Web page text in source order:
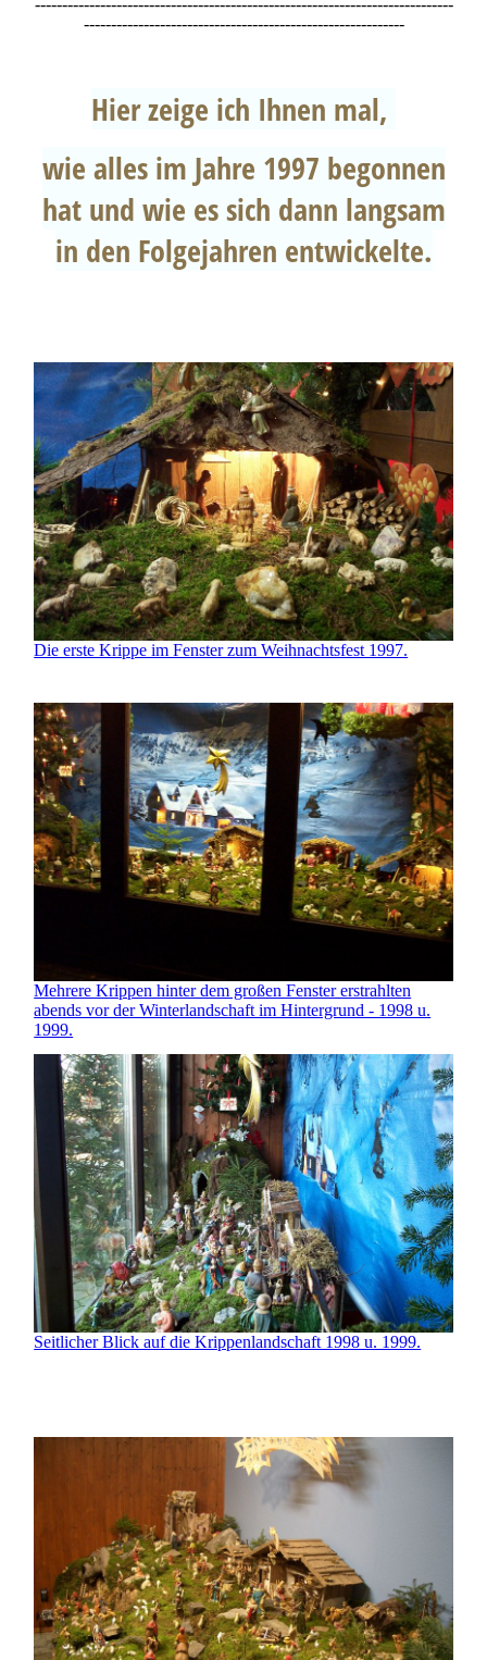
-----------------------------------------------------------
Hier zeige ich Ihnen mal,
wie alles im Jahre 1997 begonnen
hat und wie es sich dann langsam
in den Folgejahren entwickelte.
Die erste Krippe im Fenster zum Weihnachtsfest 1997.
Mehrere Krippen hinter dem großen Fenster erstrahlten
abends vor der Winterlandschaft im Hintergrund - 1998 u.
1999.
Seitlicher Blick auf die Krippenlandschaft 1998 u. 1999.